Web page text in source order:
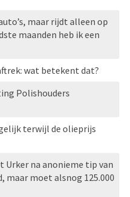
maar rijdt alleen op
maanden heb ik een
wat betekent dat?
Polishouders
terwijl de olieprijs
Urker na anonieme tip van
maar moet alsnog 125.000